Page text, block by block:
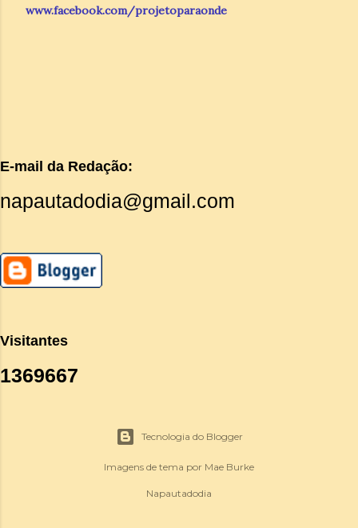
www.facebook.com/projetoparaonde
E-mail da Redação:
napautadodia@gmail.com
Visitantes
1369667
Tecnologia do Blogger
Imagens de tema por Mae Burke
Napautadodia